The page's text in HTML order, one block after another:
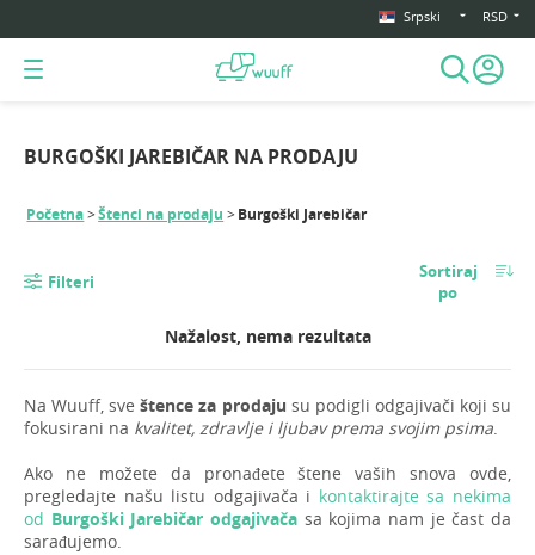
Srpski RSD
BURGOŠKI JAREBIČAR NA PRODAJU
Početna Štenci na prodaju Burgoški Jarebičar
Filteri
Sortiraj
po
Nažalost, nema rezultata
Na Wuuff, sveštence za prodaju su podigli odgajivači koji su
fokusirani na kvalitet, zdravlje i ljubav prema svojim psima.
Ako ne možete da pronađete štene vaših snova ovde,
pregledajte našu listu odgajivača i kontaktirajte sa nekima
od Burgoški Jarebičar odgajivača sa kojima nam je čast da
sarađujemo.